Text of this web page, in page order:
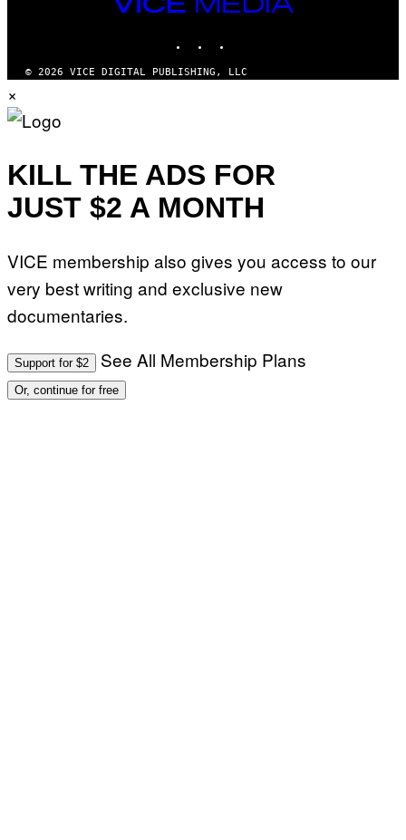
MEDIA
© 2026 VICE DIGITAL PUBLISHING, LLC
×
KILL THE ADS FOR
JUST $2 A MONTH
VICE membership also gives you access to our
very best writing and exclusive new
documentaries.
Support for $2 See All Membership Plans
Or, continue for free